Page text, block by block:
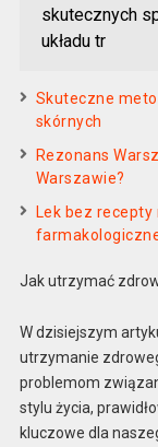
skutecznych
układu tr
Skuteczne
skórnych
Rezonans
Warszawie?
Lek bez recepty
Jak utrzymać
W dzisiejszym
utrzymanie
problemom
stylu życia,
kluczowe dla